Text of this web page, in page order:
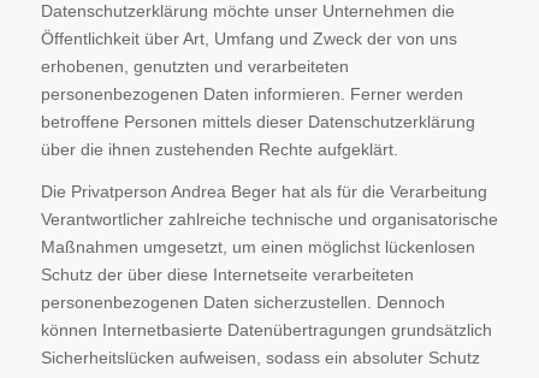
Datenschutzerklärung möchte unser Unternehmen die
Öffentlichkeit über Art, Umfang und Zweck der von uns
erhobenen, genutzten und verarbeiteten
personenbezogenen Daten informieren. Ferner werden
betroffene Personen mittels dieser Datenschutzerklärung
über die ihnen zustehenden Rechte aufgeklärt.
Die Privatperson Andrea Beger hat als für die Verarbeitung
Verantwortlicher zahlreiche technische und organisatorische
Maßnahmen umgesetzt, um einen möglichst lückenlosen
Schutz der über diese Internetseite verarbeiteten
personenbezogenen Daten sicherzustellen. Dennoch
können Internetbasierte Datenübertragungen grundsätzlich
Sicherheitslücken aufweisen, sodass ein absoluter Schutz